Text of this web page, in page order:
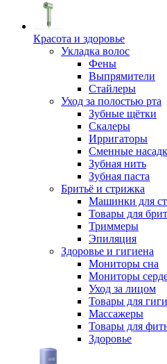
Красота и здоровье
Укладка волос
Фены
Выпрямители
Стайлеры
Уход за полостью рта
Зубные щётки
Скалеры
Ирригаторы
Сменные
Зубная нить
Зубная паста
Бритьё и стрижка
Машинки для
Товары для
Триммеры
Эпиляция
Здоровье и гигиена
Мониторы сна
Мониторы
Уход за лицом
Товары для
Массажеры
Товары для
Здоровье